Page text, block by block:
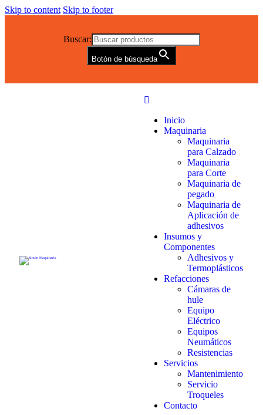
Skip to content Skip to footer
Buscar:
Botón de búsqueda
Inicio
Maquinaria
Maquinaria
para Calzado
Maquinaria
para Corte
Maquinaria de
pegado
Maquinaria de
Aplicación de
adhesivos
Insumos y
Componentes
Adhesivos y
Termoplásticos
Refacciones
Cámaras de
hule
Equipo
Eléctrico
Equipos
Neumáticos
Resistencias
Servicios
Mantenimiento
Servicio
Troqueles
Contacto